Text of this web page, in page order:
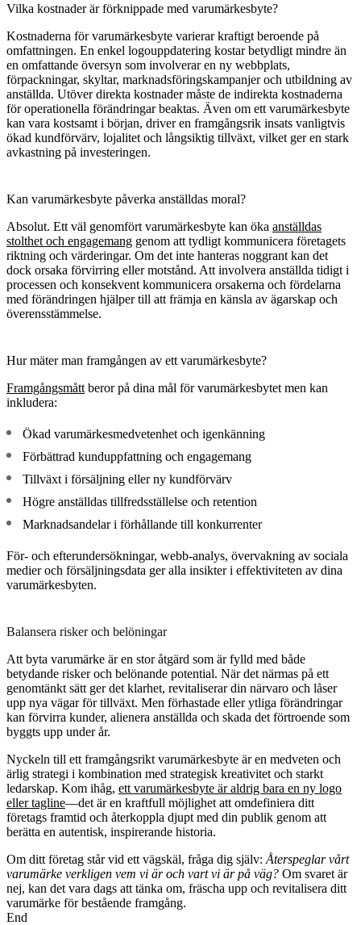
Vilka kostnader är förknippade med varumärkesbyte?
Kostnaderna för varumärkesbyte varierar kraftigt beroende på
omfattningen. En enkel logouppdatering kostar betydligt mindre än
en omfattande översyn som involverar en ny webbplats,
förpackningar, skyltar, marknadsföringskampanjer och utbildning av
anställda. Utöver direkta kostnader måste de indirekta kostnaderna
för operationella förändringar beaktas. Även om ett varumärkesbyte
kan vara kostsamt i början, driver en framgångsrik insats vanligtvis
ökad kundförvärv, lojalitet och långsiktig tillväxt, vilket ger en stark
avkastning på investeringen.
Kan varumärkesbyte påverka anställdas moral?
Absolut. Ett väl genomfört varumärkesbyte kan öka anställdas
stolthet och engagemang genom att tydligt kommunicera företagets
riktning och värderingar. Om det inte hanteras noggrant kan det
dock orsaka förvirring eller motstånd. Att involvera anställda tidigt i
processen och konsekvent kommunicera orsakerna och fördelarna
med förändringen hjälper till att främja en känsla av ägarskap och
överensstämmelse.
Hur mäter man framgången av ett varumärkesbyte?
Framgångsmått beror på dina mål för varumärkesbytet men kan
inkludera:
Ökad varumärkesmedvetenhet och igenkänning
Förbättrad kunduppfattning och engagemang
Tillväxt i försäljning eller ny kundförvärv
Högre anställdas tillfredsställelse och retention
Marknadsandelar i förhållande till konkurrenter
För- och efterundersökningar, webb-analys, övervakning av sociala
medier och försäljningsdata ger alla insikter i effektiviteten av dina
varumärkesbyten.
Balansera risker och belöningar
Att byta varumärke är en stor åtgärd som är fylld med både
betydande risker och belönande potential. När det närmas på ett
genomtänkt sätt ger det klarhet, revitaliserar din närvaro och låser
upp nya vägar för tillväxt. Men förhastade eller ytliga förändringar
kan förvirra kunder, alienera anställda och skada det förtroende som
byggts upp under år.
Nyckeln till ett framgångsrikt varumärkesbyte är en medveten och
ärlig strategi i kombination med strategisk kreativitet och starkt
ledarskap. Kom ihåg, ett varumärkesbyte är aldrig bara en ny logo
eller tagline—det är en kraftfull möjlighet att omdefiniera ditt
företags framtid och återkoppla djupt med din publik genom att
berätta en autentisk, inspirerande historia.
Om ditt företag står vid ett vägskäl, fråga dig själv: Återspeglar vårt
varumärke verkligen vem vi är och vart vi är på väg? Om svaret är
nej, kan det vara dags att tänka om, fräscha upp och revitalisera ditt
varumärke för bestående framgång.
End